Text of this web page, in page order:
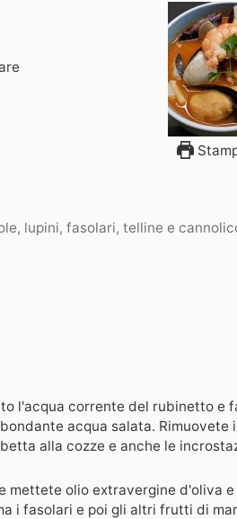
lupini, fasolari, telline e
l'acqua corrente del rubinetto e
acqua salata. Rimuovete
alla cozze e anche le
mettete olio extravergine d'oliva e
i fasolari e poi gli altri frutti di